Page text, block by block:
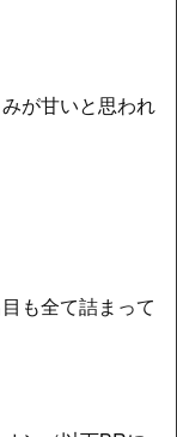
が甘いと思われ
も全て詰まって